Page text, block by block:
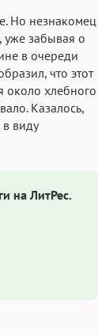
Но незнакомец
уже забывая о
в очереди
что этот
около хлебного
Казалось,
виду
на ЛитРес.